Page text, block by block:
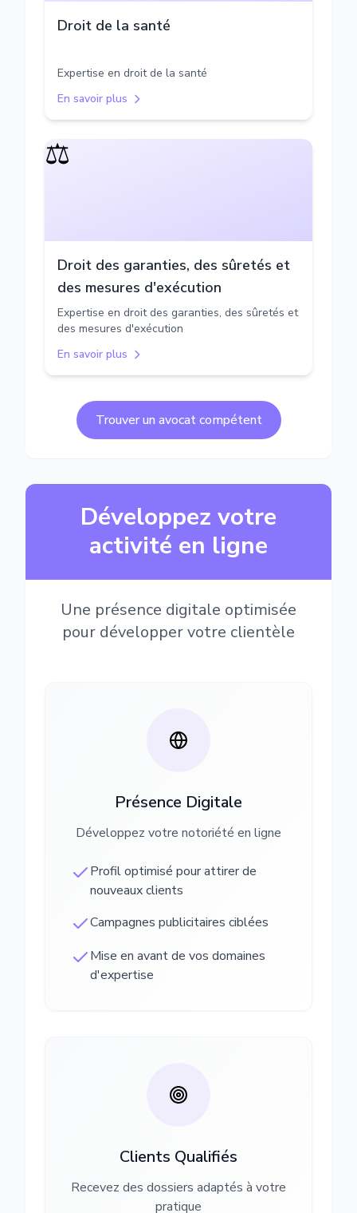
Droit de la santé
Expertise en droit de la santé
En savoir plus
⚖️
Droit des garanties, des sûretés et
des mesures d'exécution
Expertise en droit des garanties, des sûretés et
des mesures d'exécution
En savoir plus
Trouver un avocat compétent
Développez votre
activité en ligne
Une présence digitale optimisée
pour développer votre clientèle
Présence Digitale
Développez votre notoriété en ligne
Profil optimisé pour attirer de
nouveaux clients
Campagnes publicitaires ciblées
Mise en avant de vos domaines
d'expertise
Clients Qualifiés
Recevez des dossiers adaptés à votre
pratique